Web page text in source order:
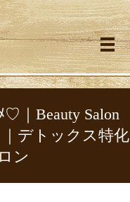
メ
♡｜Beauty Salon
｜デトックス特化
ン